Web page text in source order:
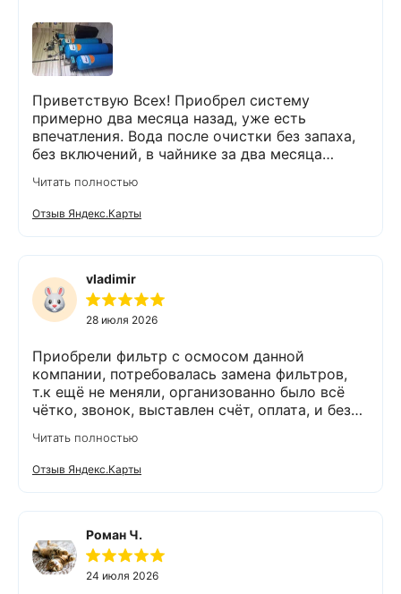
Приветствую Всех! Приобрел систему
примерно два месяца назад, уже есть
впечатления. Вода после очистки без запаха,
без включений, в чайнике за два месяца
работает. Оборудование, несмотря на
размеры, поставили компактно, сбоев не
было. Спасибо Экодару за хорошую работу.
Читать полностью
Отзыв Яндекс.Карты
vladimir
28 июля 2026
Приобрели фильтр с осмосом данной
компании, потребовалась замена фильтров,
т.к ещё не меняли, организованно было всё
чётко, звонок, выставлен счёт, оплата, и без
выполнено (всё чётко без шума и пыли),
приятно работать с грамотными,
обязательными людьми. Спасибо
Читать полностью
Отзыв Яндекс.Карты
Роман Ч.
24 июля 2026